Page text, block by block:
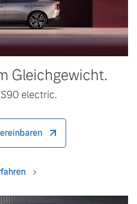
Gleichgewicht.
electric.